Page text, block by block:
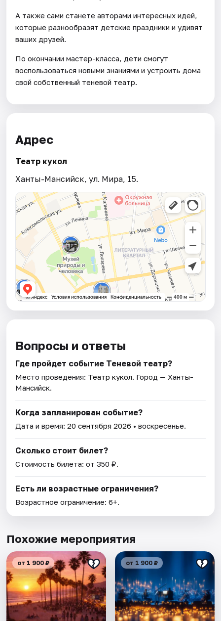
А также сами станете авторами интересных идей,
которые разнообразят детские праздники и удивят
ваших друзей.
По окончании мастер-класса, дети смогут
воспользоваться новыми знаниями и устроить дома
свой собственный теневой театр.
Адрес
Театр кукол
Ханты-Мансийск, ул. Мира, 15.
Вопросы и ответы
Где пройдет событие Теневой театр?
Место проведения: Театр кукол. Город — Ханты-
Мансийск.
Когда запланирован событие?
Дата и время:20 сентября 2026 • воскресенье.
Сколько стоит билет?
Стоимость билета: от 350 ₽.
Есть ли возрастные ограничения?
Возрастное ограничение: 6+.
Похожие мероприятия
от 1 900 ₽ от 1 900 ₽